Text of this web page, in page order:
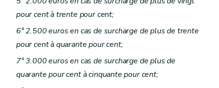
pour cent à trente pour cent;
6° 2.500 euros en cas de surcharge de plus de trente
pour cent à quarante pour cent;
7° 3.000 euros en cas de surcharge de plus de
quarante pour cent à cinquante pour cent;